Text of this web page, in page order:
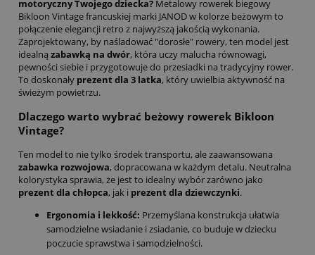
motoryczny Twojego dziecka? Metalowy rowerek biegowy
Bikloon Vintage francuskiej marki JANOD w kolorze beżowym to
połączenie elegancji retro z najwyższą jakością wykonania.
Zaprojektowany, by naśladować "dorosłe" rowery, ten model jest
idealną zabawką na dwór, która uczy malucha równowagi,
pewności siebie i przygotowuje do przesiadki na tradycyjny rower.
To doskonały prezent dla 3 latka, który uwielbia aktywność na
świeżym powietrzu.
Dlaczego warto wybrać beżowy rowerek Bikloon
Vintage?
Ten model to nie tylko środek transportu, ale zaawansowana
zabawka rozwojowa, dopracowana w każdym detalu. Neutralna
kolorystyka sprawia, że jest to idealny wybór zarówno jako
prezent dla chłopca, jak i prezent dla dziewczynki.
Ergonomia i lekkość: Przemyślana konstrukcja ułatwia
samodzielne wsiadanie i zsiadanie, co buduje w dziecku
poczucie sprawstwa i samodzielności.